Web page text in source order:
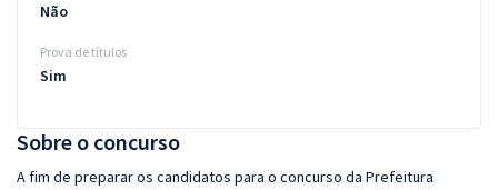
Sobre o concurso
A fim de preparar os candidatos para o concurso da Prefeitura
Não
Prova de títulos
Sim